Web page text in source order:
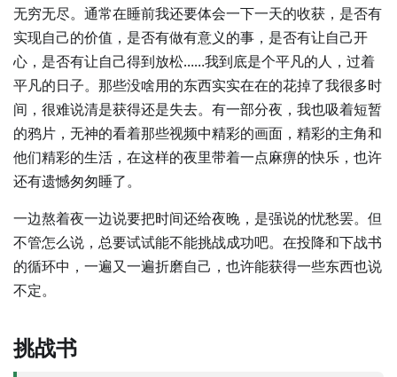
无穷无尽。通常在睡前我还要体会一下一天的收获，是否有
实现自己的价值，是否有做有意义的事，是否有让自己开
心，是否有让自己得到放松……我到底是个平凡的人，过着
平凡的日子。那些没啥用的东西实实在在的花掉了我很多时
间，很难说清是获得还是失去。有一部分夜，我也吸着短暂
的鸦片，无神的看着那些视频中精彩的画面，精彩的主角和
他们精彩的生活，在这样的夜里带着一点麻痹的快乐，也许
还有遗憾匆匆睡了。
一边熬着夜一边说要把时间还给夜晚，是强说的忧愁罢。但
不管怎么说，总要试试能不能挑战成功吧。在投降和下战书
的循环中，一遍又一遍折磨自己，也许能获得一些东西也说
不定。
挑战书